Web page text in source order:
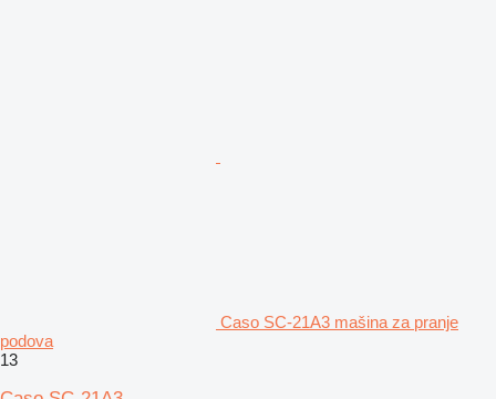
Caso SC-21A3 mašina za pranje
podova
13